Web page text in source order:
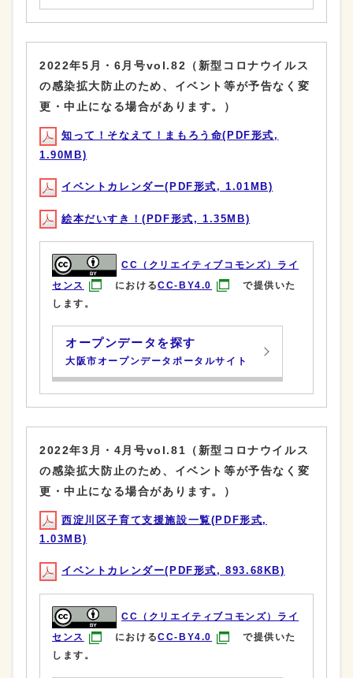
2022年5月・6月号vol.82（新型コロナウイルス
の感染拡大防止のため、イベント等が予告なく変
更・中止になる場合があります。）
知って！そなえて！まもろう命(PDF形式,
1.90MB)
イベントカレンダー(PDF形式, 1.01MB)
絵本だいすき！(PDF形式, 1.35MB)
CC（クリエイティブコモンズ）ライ
センス
におけるCC-BY4.0
で提供いた
します。
オープンデータを探す
大阪市オープンデータポータルサイト
2022年3月・4月号vol.81（新型コロナウイルス
の感染拡大防止のため、イベント等が予告なく変
更・中止になる場合があります。）
西淀川区子育て支援施設一覧(PDF形式,
1.03MB)
イベントカレンダー(PDF形式, 893.68KB)
CC（クリエイティブコモンズ）ライ
センス
におけるCC-BY4.0
で提供いた
します。